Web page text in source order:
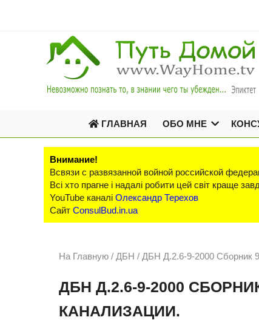
ГЛАВНАЯ ОБО МНЕ
Внимание!
Всвязи с развязанной войной российской
Всі хто прагне і надалі робити цей світ краще
YouTube каналі Олександр Терехов
Сайт ConsulBud.in.ua
На Главную / ДБН / ДБН Д.2.6-9-2000 Сборник
ДБН Д.2.6-9-2000
КАНАЛИЗАЦИИ.